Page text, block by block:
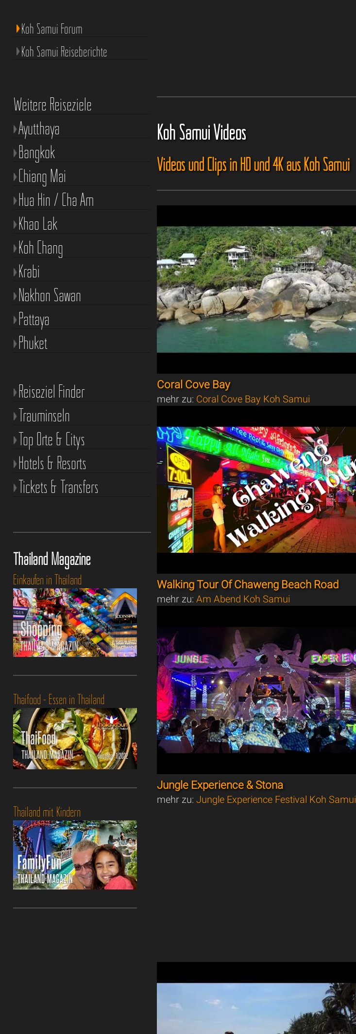
Koh Samui Videos
Videos und Clips in HD und 4K aus Koh Samui
Coral Cove Bay
mehr zu: Coral Cove Bay Koh Samui
Walking Tour Of Chaweng Beach Road
mehr zu:Am Abend Koh Samui
Jungle Experience & Stona
mehr zu:Jungle Experience Festival Koh Samui
Koh Samui Forum
Koh Samui Reiseberichte
Weitere Reiseziele
Ayutthaya
Bangkok
Chiang Mai
Hua Hin / Cha Am
Khao Lak
Koh Chang
Krabi
Nakhon Sawan
Pattaya
Phuket
Reiseziel Finder
Trauminseln
Top Orte & Citys
Hotels & Resorts
Tickets & Transfers
Thailand Magazine
Einkaufen in Thailand
Thaifood - Essen in Thailand
Thailand mit Kindern